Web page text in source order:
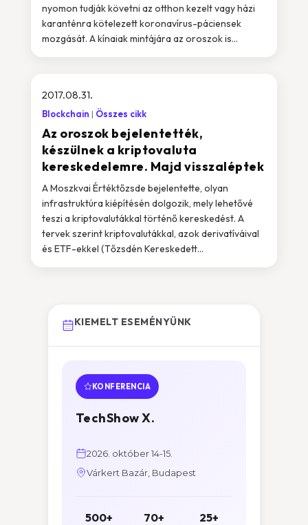
nyomon tudják követni az otthon kezelt vagy házi
karanténra kötelezett koronavírus-páciensek
mozgását. A kínaiak mintájára az oroszok is...
Az oroszok bejelentették,
készülnek a kriptovaluta
kereskedelemre. Majd visszaléptek
2017.08.31.
Blockchain Összes cikk
A Moszkvai Értéktőzsde bejelentette, olyan
infrastruktúra kiépítésén dolgozik, mely lehetővé
teszi a kriptovalutákkal történő kereskedést. A
tervek szerint kriptovalutákkal, azok derivatíváival
és ETF-ekkel (Tőzsdén Kereskedett...
KIEMELT ESEMÉNYÜNK
KONFERENCIA
TechShow X.
2026. október 14-15.
Várkert Bazár, Budapest
500+ 70+ 25+